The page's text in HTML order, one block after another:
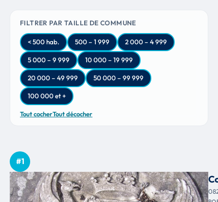
FILTRER PAR TAILLE DE COMMUNE
< 500 hab. 500 – 1 999 2 000 – 4 999
5 000 – 9 999 10 000 – 19 999
20 000 – 49 999 50 000 – 99 999
100 000 et +
Tout cocherTout décocher
#1